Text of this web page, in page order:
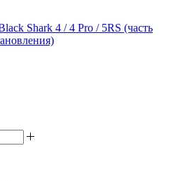
Shark 4 / 4 Pro / 5RS (часть